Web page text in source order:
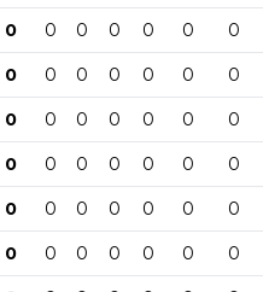
0 0 0 0 0 0 0
0 0 0 0 0 0 0
0 0 0 0 0 0 0
0 0 0 0 0 0 0
0 0 0 0 0 0 0
0 0 0 0 0 0 0